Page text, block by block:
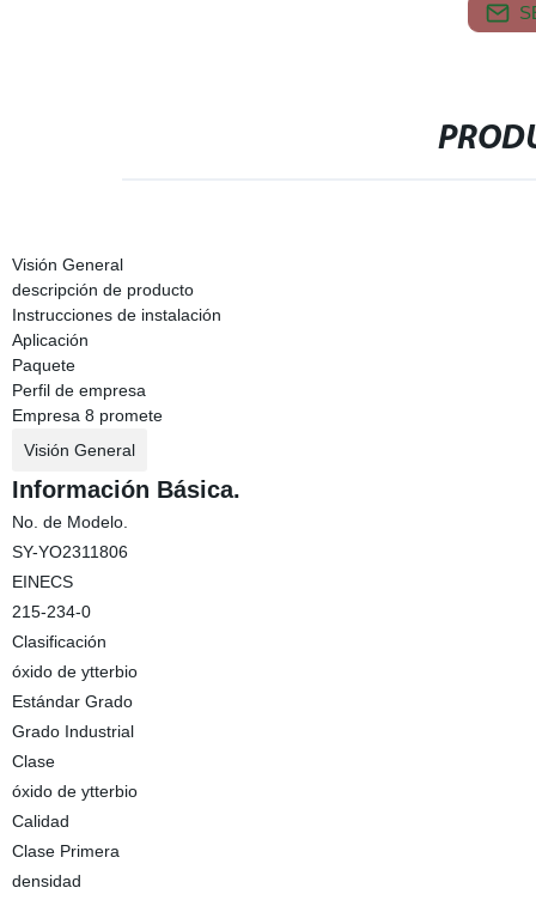
Visión General
descripción de producto
Instrucciones de instalación
Aplicación
Paquete
Perfil de empresa
Empresa 8 promete
Visión General
Información Básica.
No. de Modelo.
SY-YO2311806
EINECS
215-234-0
Clasificación
óxido de ytterbio
Estándar Grado
Grado Industrial
Clase
óxido de ytterbio
Calidad
Clase Primera
densidad